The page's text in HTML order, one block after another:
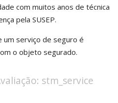
com muitos anos de técnica
pela SUSEP.
um serviço de seguro é
o objeto segurado.
stm_service